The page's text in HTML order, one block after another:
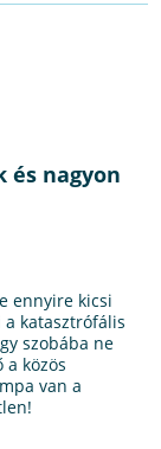
és nagyon
ennyire kicsi
katasztrófális
szobába ne
a közös
van a